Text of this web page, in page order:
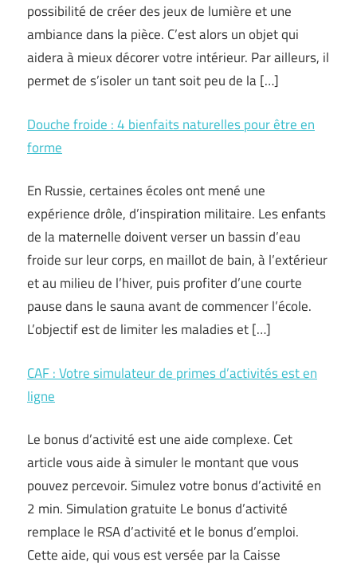
possibilité de créer des jeux de lumière et une
ambiance dans la pièce. C’est alors un objet qui
aidera à mieux décorer votre intérieur. Par ailleurs, il
permet de s’isoler un tant soit peu de la […]
Douche froide : 4 bienfaits naturelles pour être en
forme
En Russie, certaines écoles ont mené une
expérience drôle, d’inspiration militaire. Les enfants
de la maternelle doivent verser un bassin d’eau
froide sur leur corps, en maillot de bain, à l’extérieur
et au milieu de l’hiver, puis profiter d’une courte
pause dans le sauna avant de commencer l’école.
L’objectif est de limiter les maladies et […]
CAF : Votre simulateur de primes d’activités est en
ligne
Le bonus d’activité est une aide complexe. Cet
article vous aide à simuler le montant que vous
pouvez percevoir. Simulez votre bonus d’activité en
2 min. Simulation gratuite Le bonus d’activité
remplace le RSA d’activité et le bonus d’emploi.
Cette aide, qui vous est versée par la Caisse